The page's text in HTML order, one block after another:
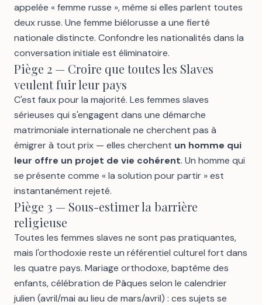
appelée « femme russe », même si elles parlent toutes
deux russe. Une femme biélorusse a une fierté
nationale distincte. Confondre les nationalités dans la
conversation initiale est éliminatoire.
Piège 2 — Croire que toutes les Slaves
veulent fuir leur pays
C'est faux pour la majorité. Les femmes slaves
sérieuses qui s'engagent dans une démarche
matrimoniale internationale ne cherchent pas à
émigrer à tout prix — elles cherchent un homme qui
leur offre un projet de vie cohérent. Un homme qui
se présente comme « la solution pour partir » est
instantanément rejeté.
Piège 3 — Sous-estimer la barrière
religieuse
Toutes les femmes slaves ne sont pas pratiquantes,
mais l'orthodoxie reste un référentiel culturel fort dans
les quatre pays. Mariage orthodoxe, baptême des
enfants, célébration de Pâques selon le calendrier
julien (avril/mai au lieu de mars/avril) : ces sujets se